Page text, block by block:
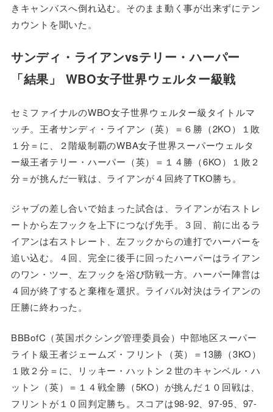
きキャンバスへ倒れ込む。そのまま動く事が出来ずにテン
カウントを聞いた。
サンディ・ライアンvsテリー・ハーパー
「結果」 WBO女子世界ウェルター級戦
セミファイナルのWBO女子世界ウェルター級タイトルマ
ッチ。王者サンディ・ライアン（英）＝６勝（2KO）１敗
１分＝に、２階級制覇のWBA女子世界スーパーウェルタ
ー級王者テリー・ハーパー（英）＝１４勝（6KO）１敗２
分＝が挑んだ一戦は、ライアンが４回終了TKO勝ち。
ジャブの差し合いで始まった試合は、ライアンが右ストレ
ートから左フックを上下につなげ先手。３回、前に出るラ
イアンは右ストレート、左フックからの連打でハーパーを
追い込む。４回、完全に後手に回ったハーパーはライアン
のワン・ツー、左フックを浴び防戦一方。ハーパー陣営は
４回が終了すると棄権を選択。ライバル対決はライアンの
圧勝に終わった。
BBBofC（英国ボクシング管理委員会）中部地区スーパー
ライト級王者ジェームズ・フリント（英）＝13勝（3KO）
１敗２分＝に、リッキー・ハットン２世のキャンベル・ハ
ットン（英）＝１４戦全勝（5KO）が挑んだ１０回戦は、
フリントが１０回判定勝ち。スコアは98-92、97-95、97-